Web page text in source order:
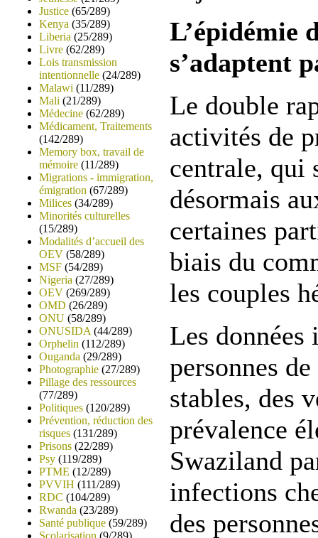
Justice (65/289)
Kenya (35/289)
Liberia (25/289)
Livre (62/289)
Lois transmission
intentionnelle (24/289)
Malawi (11/289)
Mali (21/289)
Médecine (62/289)
Médicament, Traitements
(142/289)
Memory box, travail de
mémoire (11/289)
Migrations - immigration,
émigration (67/289)
Milices (34/289)
Minorités culturelles
(15/289)
Modalités d’accueil des
OEV (58/289)
MSF (54/289)
Nigeria (27/289)
OEV (269/289)
OMD (26/289)
ONU (58/289)
ONUSIDA (44/289)
Orphelin (112/289)
Ouganda (29/289)
Photographie (27/289)
Pillage des ressources
(77/289)
Politiques (120/289)
Prévention, réduction des
risques (131/289)
Prisons (22/289)
Psy (119/289)
PTME (12/289)
PVVIH (111/289)
RDC (104/289)
Rwanda (23/289)
Santé publique (59/289)
Scolarisation (9/289)
L’épidémie
s’adaptent
Le double
activités de
centrale, qui
désormais
certaines
biais du
les couples
Les
personnes
stables, des
prévalence
Swaziland
infections
des